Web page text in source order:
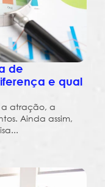
de
e qual
a atração, a
Ainda assim,